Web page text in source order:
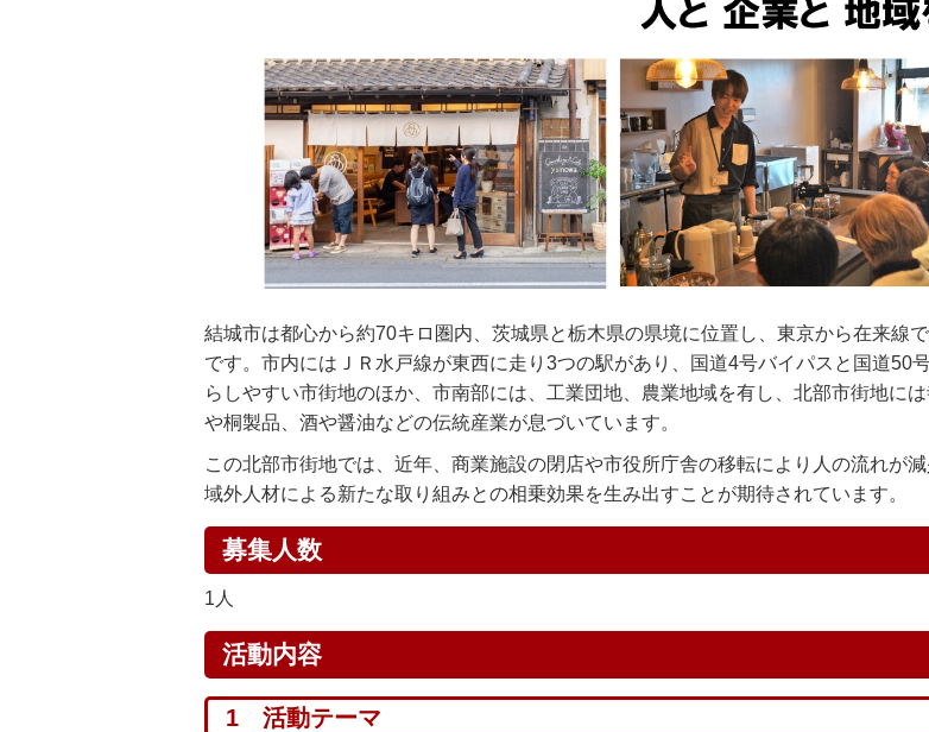
結城市は都心から約70キロ圏内、茨城県と栃木県の県境に位置し、東京から在来線
です。市内にはＪＲ水戸線が東西に走り3つの駅があり、国道4号バイパスと国道50
らしやすい市街地のほか、市南部には、工業団地、農業地域を有し、北部市街地に
や桐製品、酒や醤油などの伝統産業が息づいています。
この北部市街地では、近年、商業施設の閉店や市役所庁舎の移転により人の流れが
域外人材による新たな取り組みとの相乗効果を生み出すことが期待されています。
募集人数
1人
活動内容
1 活動テーマ